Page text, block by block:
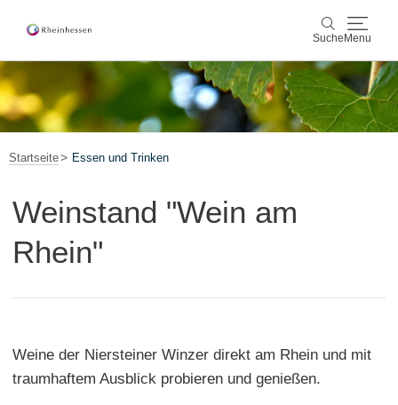
Suche Menu
Suche
Wein & Genuss
Startseite Essen und Trinken
Weinstand "Wein am
Rhein"
Weine der Niersteiner Winzer direkt am Rhein und mit
traumhaftem Ausblick probieren und genießen.